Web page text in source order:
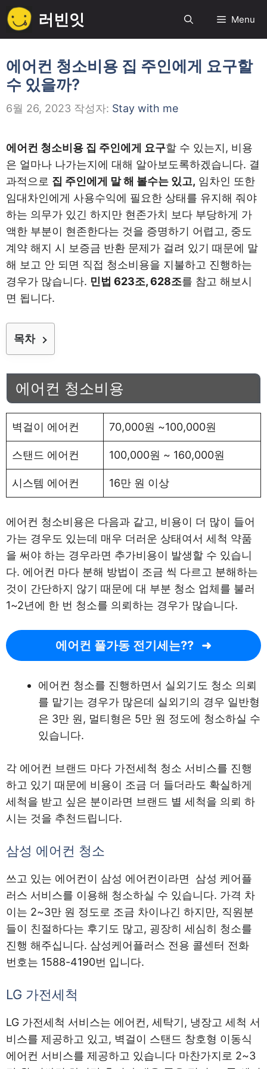
텐
츠
로
건
너
뛰
러빈잇 Menu
에어컨 청소비용 집 주인에게 요구할
수 있을까?
6월 26, 2023 작성자: Stay with me
에어컨 청소비용 집 주인에게 요구할 수 있는지, 비용
은 얼마나 나가는지에 대해 알아보도록하겠습니다. 결
과적으로 집 주인에게 말 해 볼수는 있고, 임차인 또한
임대차인에게 사용수익에 필요한 상태를 유지해 줘야
하는 의무가 있긴 하지만 현존가치 보다 부당하게 가
액한 부분이 현존한다는 것을 증명하기 어렵고, 중도
계약 해지 시 보증금 반환 문제가 걸려 있기 때문에 말
해 보고 안 되면 직접 청소비용을 지불하고 진행하는
경우가 많습니다. 민법 623조, 628조를 참고 해보시
면 됩니다.
목차
에어컨 청소비용
벽걸이 에어컨 70,000원 ~100,000원
스탠드 에어컨 100,000원 ~ 160,000원
시스템 에어컨 16만 원 이상
에어컨 청소비용은 다음과 같고, 비용이 더 많이 들어
가는 경우도 있는데 매우 더러운 상태여서 세척 약품
을 써야 하는 경우라면 추가비용이 발생할 수 있습니
다. 에어컨 마다 분해 방법이 조금 씩 다르고 분해하는
것이 간단하지 않기 때문에 대 부분 청소 업체를 불러
1~2년에 한 번 청소를 의뢰하는 경우가 많습니다.
에어컨 풀가동 전기세는??
에어컨 청소를 진행하면서 실외기도 청소 의뢰
를 맡기는 경우가 많은데 실외기의 경우 일반형
은 3만 원, 멀티형은 5만 원 정도에 청소하실 수
있습니다.
각 에어컨 브랜드 마다 가전세척 청소 서비스를 진행
하고 있기 때문에 비용이 조금 더 들더라도 확실하게
세척을 받고 싶은 분이라면 브랜드 별 세척을 의뢰 하
시는 것을 추천드립니다.
삼성 에어컨 청소
쓰고 있는 에어컨이 삼성 에어컨이라면 삼성 케어플
러스 서비스를 이용해 청소하실 수 있습니다. 가격 차
이는 2~3만 원 정도로 조금 차이나긴 하지만, 직원분
들이 친절하다는 후기도 많고, 굉장히 세심히 청소를
진행 해주십니다. 삼성케어플러스 전용 콜센터 전화
번호는 1588-4190번 입니다.
LG 가전세척
LG 가전세척 서비스는 에어컨, 세탁기, 냉장고 세척 서
비스를 제공하고 있고, 벽걸이 스탠드 창호형 이동식
에어컨 서비스를 제공하고 있습니다 마찬가지로 2~3